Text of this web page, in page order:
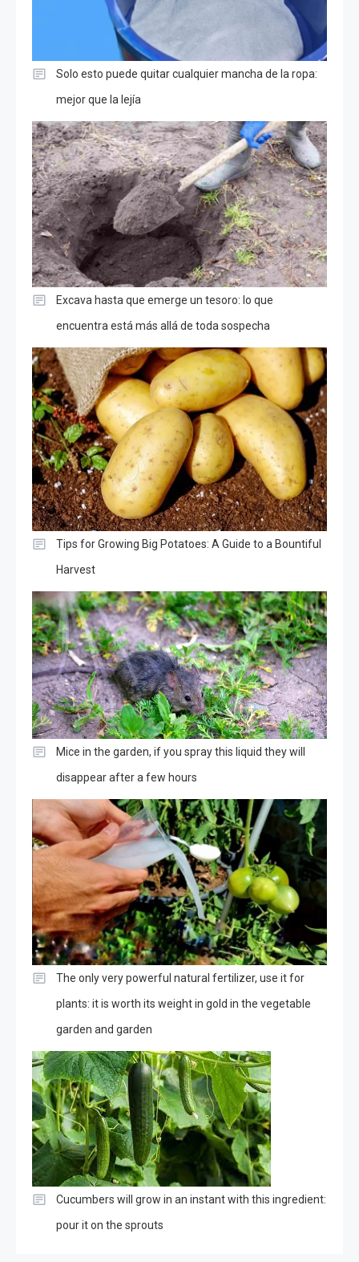
Solo esto puede quitar cualquier mancha de la ropa:
mejor que la lejía
Excava hasta que emerge un tesoro: lo que
encuentra está más allá de toda sospecha
Tips for Growing Big Potatoes: A Guide to a Bountiful
Harvest
Mice in the garden, if you spray this liquid they will
disappear after a few hours
The only very powerful natural fertilizer, use it for
plants: it is worth its weight in gold in the vegetable
garden and garden
Cucumbers will grow in an instant with this ingredient:
pour it on the sprouts